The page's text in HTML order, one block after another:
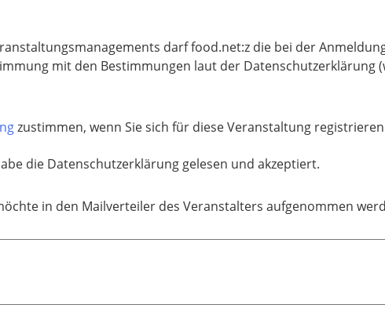
darf food.net:z die bei der
mit den Bestimmungen laut der Datenschutzerklärung
zustimmen, wenn Sie sich für diese Veranstaltung
die Datenschutzerklärung gelesen und akzeptiert.
in den Mailverteiler des Veranstalters aufgenommen